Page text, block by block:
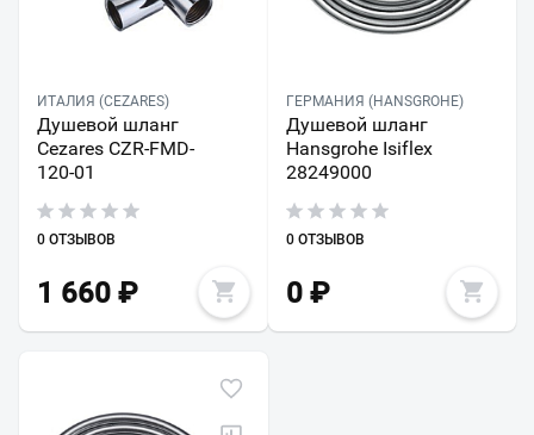
ИТАЛИЯ (CEZARES)
Душевой шланг
Cezares CZR-FMD-
120-01
0 ОТЗЫВОВ
1 660 ₽
ГЕРМАНИЯ (HANSGROHE)
Душевой шланг
Hansgrohe Isiflex
28249000
0 ОТЗЫВОВ
0₽